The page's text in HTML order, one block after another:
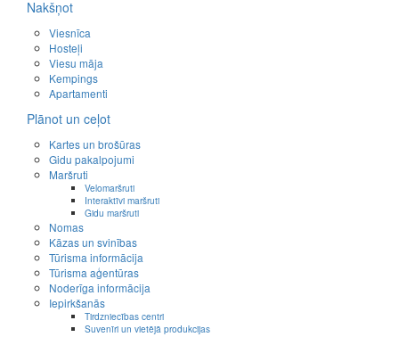
Nakšņot
Viesnīca
Hosteļi
Viesu māja
Kempings
Apartamenti
Plānot un ceļot
Kartes un brošūras
Gidu pakalpojumi
Maršruti
Velomaršruti
Interaktīvi maršruti
Gidu maršruti
Nomas
Kāzas un svinības
Tūrisma informācija
Tūrisma aģentūras
Noderīga informācija
Iepirkšanās
Tirdzniecības centri
Suvenīri un vietējā produkcijas